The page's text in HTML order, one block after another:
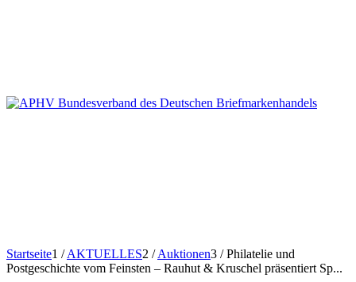
Startseite1 / AKTUELLES2 / Auktionen3 / Philatelie und
Postgeschichte vom Feinsten – Rauhut & Kruschel präsentiert Sp...